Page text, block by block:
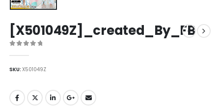
[X501049Z]_created_By_FB
SKU:X501049Z